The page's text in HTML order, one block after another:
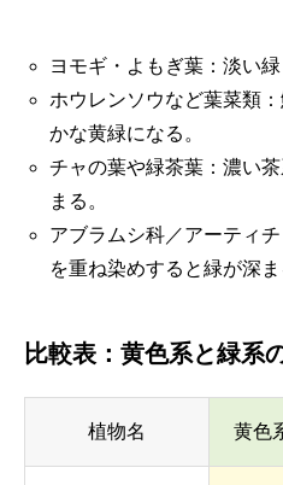
ヨモギ・よもぎ葉：淡い緑
ホウレンソウなど葉菜類
かな黄緑になる。
チャの葉や緑茶葉：濃い
まる。
アブラムシ科／アーティ
を重ね染めすると緑が深ま
比較表：黄色系と緑系
植物名 黄色